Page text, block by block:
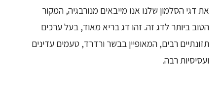
את דגי הסלמון שלנו אנו מייבאים מנורבגיה, המקור
הטוב ביותר לדג זה. זהו דג בריא מאוד, בעל ערכים
תזונתיים רבים, המאופיין בבשר ורדרד, טעמים עדינים
ועסיסיות רבה.